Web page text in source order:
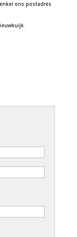
ons postadres